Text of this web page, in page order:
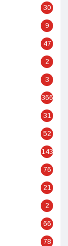
30
9
47
2
3
366
31
52
143
76
21
2
66
78